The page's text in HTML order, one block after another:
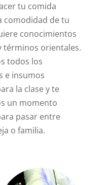
tu comida
comodidad de tu
conocimientos
términos orientales.
todos los
e insumos
la clase y te
un momento
pasar entre
o familia.